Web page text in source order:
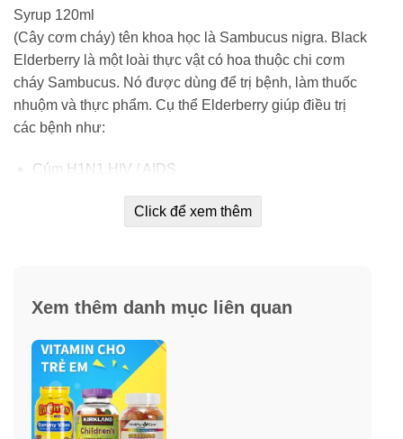
(Cây cơm cháy) tên khoa học là Sambucus nigra. Black
Elderberry là một loài thực vật có hoa thuộc chi cơm
cháy Sambucus. Nó được dùng để trị bệnh, làm thuốc
nhuộm và thực phẩm. Cụ thể Elderberry giúp điều trị
các bệnh như:
Cúm H1N1.HIV / AIDS.
Kích thích hệ miễn dịch.
Đau xoang, lưng và chân, đau thần kinh và hội
Táo bón.
Bệnh tim mạch.
Click để xem thêm
Xem thêm danh mục liên quan